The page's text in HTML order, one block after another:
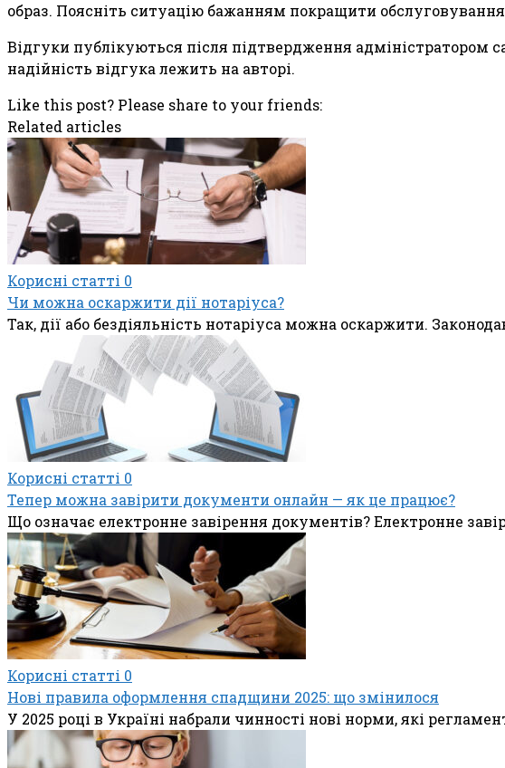
образ. Поясніть ситуацію бажанням покращити
Відгуки публікуються після підтвердження адміністратором
надійність відгука лежить на авторі.
Like this post? Please share to your friends:
Related articles
Корисні статті 0
Чи можна оскаржити дії нотаріуса?
Так, дії або бездіяльність нотаріуса можна оскаржити.
Корисні статті 0
Тепер можна завірити документи онлайн — як це працює?
Що означає електронне завірення документів? Електронне
Корисні статті 0
Нові правила оформлення спадщини 2025: що змінилося
У 2025 році в Україні набрали чинності нові норми, які